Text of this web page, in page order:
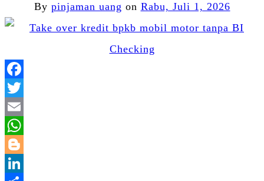
By pinjaman uang on Rabu, Juli 1, 2026